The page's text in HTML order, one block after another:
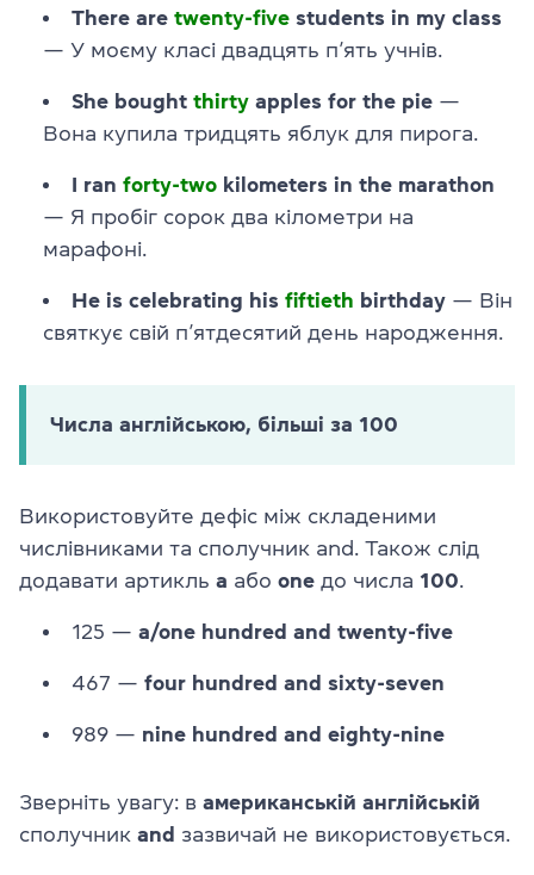
There are twenty-five students in my class
— У моєму класі двадцять п’ять учнів.
She bought thirty apples for the pie —
Вона купила тридцять яблук для пирога.
I ran forty-two kilometers in the marathon
— Я пробіг сорок два кілометри на
марафоні.
He is celebrating his fiftieth birthday — Він
святкує свій п’ятдесятий день народження.
Числа англійською, більші за 100
Використовуйте дефіс між складеними
числівниками та сполучник and. Також слід
додавати артикль а або one до числа 100
125 — a/one hundred and twenty-five
467 — four hundred and sixty-seven
989 — nine hundred and eighty-nine
Зверніть увагу: в американській англійській
сполучник and зазвичай не використовується.